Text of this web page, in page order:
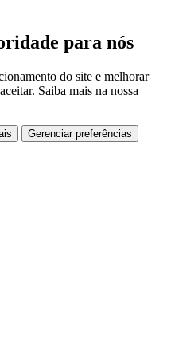
para nós
do site e melhorar
Saiba mais na nossa
Gerenciar preferências